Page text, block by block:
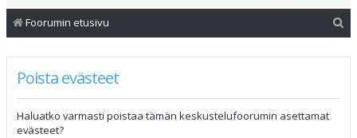
Foorumin etusivu
Poista evästeet
Haluatko varmasti poistaa tämän keskustelufoorumin asettamat
evästeet?